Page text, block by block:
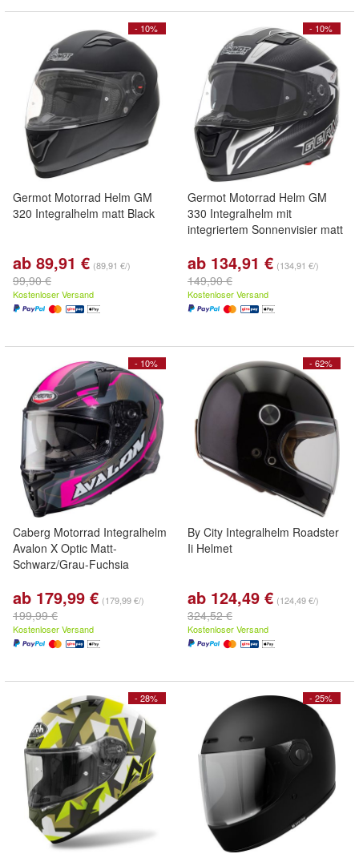
- 10%
Germot Motorrad Helm GM
320 Integralhelm matt Black
ab 89,91 € (89,91 €/)
99,90 €
Kostenloser Versand
- 10%
Germot Motorrad Helm GM
330 Integralhelm mit
integriertem Sonnenvisier matt
ab 134,91 € (134,91 €/)
149,90 €
Kostenloser Versand
- 10%
Caberg Motorrad Integralhelm
Avalon X Optic Matt-
Schwarz/Grau-Fuchsia
ab 179,99 € (179,99 €/)
199,99 €
Kostenloser Versand
- 62%
By City Integralhelm Roadster
Ii Helmet
ab 124,49 € (124,49 €/)
324,52 €
Kostenloser Versand
- 28% - 25%